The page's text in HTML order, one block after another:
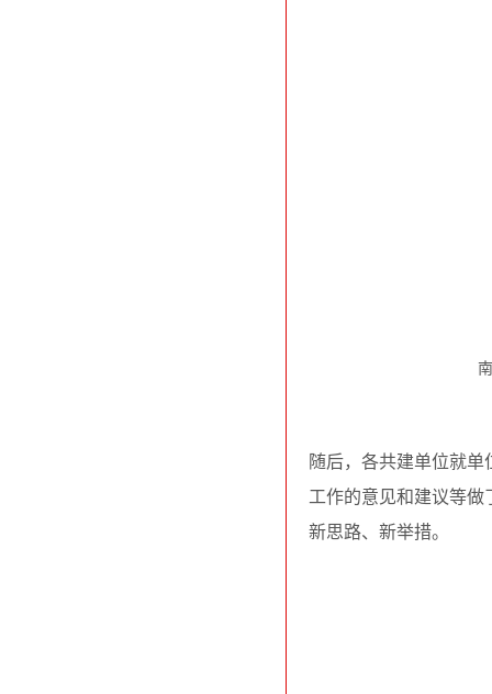
随后，各共建单位就单
工作的意见和建议等
新思路、新举措。